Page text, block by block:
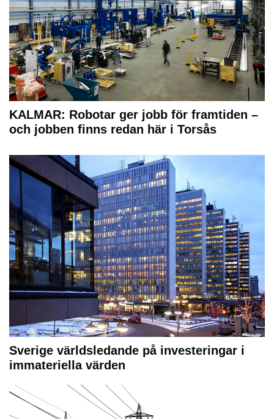
KALMAR: Robotar ger jobb för framtiden –
och jobben finns redan här i Torsås
Sverige världsledande på investeringar i
immateriella värden